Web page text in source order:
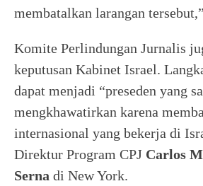
membatalkan larangan
Komite Perlindungan Jurnalis
keputusan Kabinet Israel.
dapat menjadi “preseden yang
mengkhawatirkan karena
internasional yang bekerja di
Direktur Program CPJ Carlos
Serna di New York.